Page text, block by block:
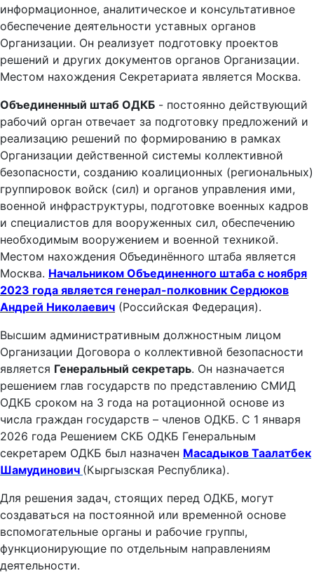
информационное, аналитическое и консультативное
обеспечение деятельности уставных органов
Организации. Он реализует подготовку проектов
решений и других документов органов Организации.
Местом нахождения Секретариата является Москва.
Объединенный штаб ОДКБ - постоянно действующий
рабочий орган отвечает за подготовку предложений и
реализацию решений по формированию в рамках
Организации действенной системы коллективной
безопасности, созданию коалиционных (региональных)
группировок войск (сил) и органов управления ими,
военной инфраструктуры, подготовке военных кадров
и специалистов для вооруженных сил, обеспечению
необходимым вооружением и военной техникой.
Местом нахождения Объединённого штаба является
Москва. Начальником Объединенного штаба с ноября
2023 года является генерал-полковник Сердюков
Андрей Николаевич (Российская Федерация).
Высшим административным должностным лицом
Организации Договора о коллективной безопасности
является Генеральный секретарь. Он назначается
решением глав государств по представлению СМИД
ОДКБ сроком на 3 года на ротационной основе из
числа граждан государств – членов ОДКБ. С 1 января
2026 года Решением СКБ ОДКБ Генеральным
секретарем ОДКБ был назначен Масадыков Таалатбек
Шамудинович (Кыргызская Республика).
Для решения задач, стоящих перед ОДКБ, могут
создаваться на постоянной или временной основе
вспомогательные органы и рабочие группы,
функционирующие по отдельным направлениям
деятельности.